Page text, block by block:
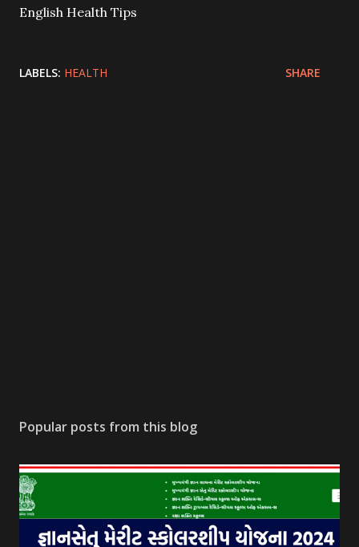
English Health Tips
LABELS: HEALTH SHARE
Popular posts from this blog